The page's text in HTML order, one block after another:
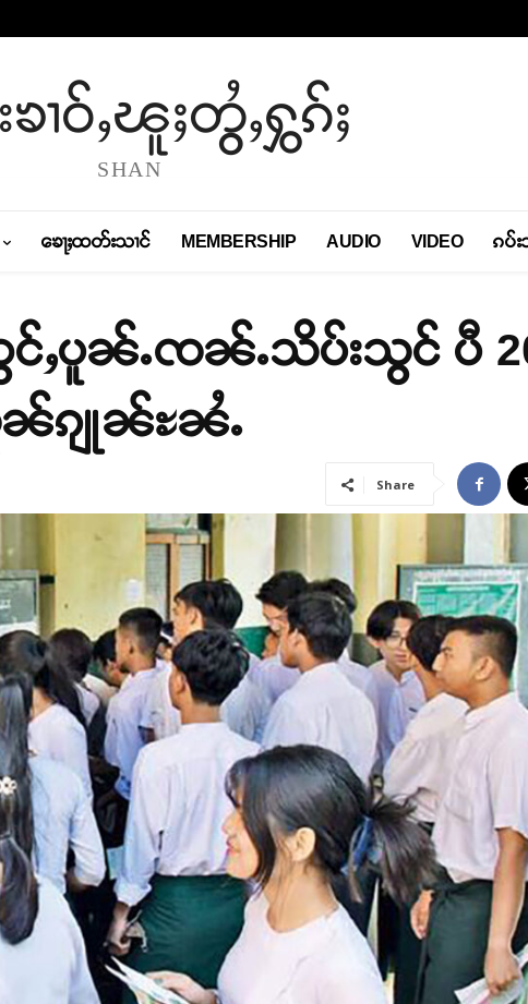
ၢဝ်ႇၽူႈတွႆႇႁွၵ်ႈ
SHAN
ၶေႃႈထတ်းသၢင် MEMBERSHIP AUDIO VIDEO ၵပ်
ႇပူၼ်ႉၸၼ်ႉသိပ်းသွင် ပီ
ၵျုၼ်ႊၼႆႉ
Share